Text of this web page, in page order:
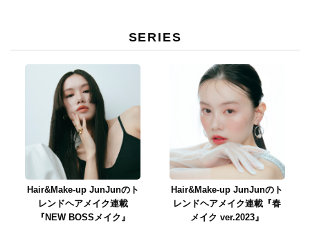
SERIES
Hair&Make-up JunJunのト
レンドヘアメイク連載
『NEW BOSSメイク』
Hair&Make-up JunJunのト
レンドヘアメイク連載『春
メイク ver.2023』